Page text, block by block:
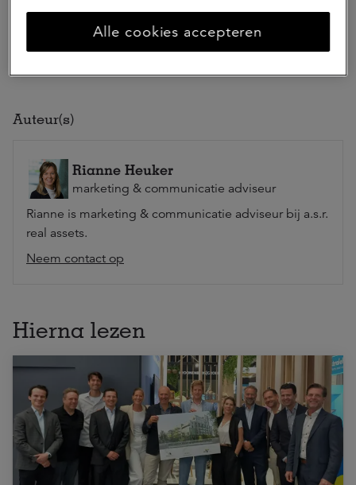
register van de AFM.
Auteur(s)
Rianne Heuker
marketing & communicatie adviseur
Rianne is marketing & communicatie adviseur bij a.s.r.
real assets.
Neem contact op
Hierna lezen
Alle cookies accepteren